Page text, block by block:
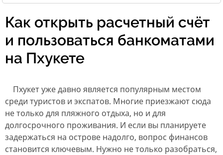
Как открыть расчетный счёт
и пользоваться банкоматами
на Пхукете
Пхукет уже давно является популярным местом
среди туристов и экспатов. Многие приезжают сюда
не только для пляжного отдыха, но и для
долгосрочного проживания. И если вы планируете
задержаться на острове надолго, вопрос финансов
становится ключевым. Нужно не только разобраться,